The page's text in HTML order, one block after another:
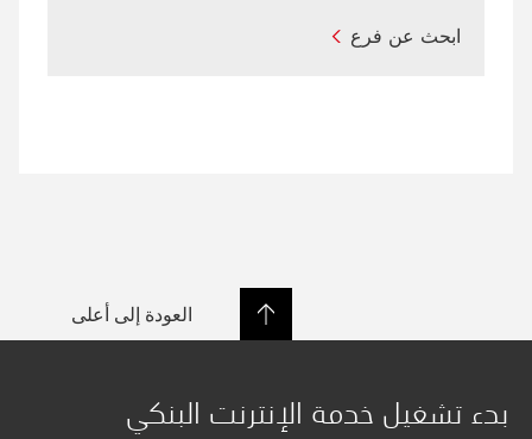
ابحث عن فرع
العودة إلى أعلى
بدء تشغيل خدمة الإنترنت البنكي